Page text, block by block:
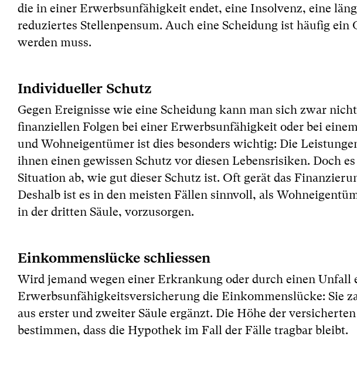
die in einer Erwerbsunfähigkeit endet, eine Insolvenz, eine
reduziertes Stellenpensum. Auch eine Scheidung ist häufig
werden muss.
Individueller Schutz
Gegen Ereignisse wie eine Scheidung kann man sich zwar
finanziellen Folgen bei einer Erwerbsunfähigkeit oder bei
und Wohneigentümer ist dies besonders wichtig: Die
ihnen einen gewissen Schutz vor diesen Lebensrisiken. Doch
Situation ab, wie gut dieser Schutz ist. Oft gerät das
Deshalb ist es in den meisten Fällen sinnvoll, als
in der dritten Säule, vorzusorgen.
Einkommenslücke schliessen
Wird jemand wegen einer Erkrankung oder durch einen Unfall
Erwerbsunfähigkeitsversicherung die Einkommenslücke: Sie
aus erster und zweiter Säule ergänzt. Die Höhe der
bestimmen, dass die Hypothek im Fall der Fälle tragbar bleibt.